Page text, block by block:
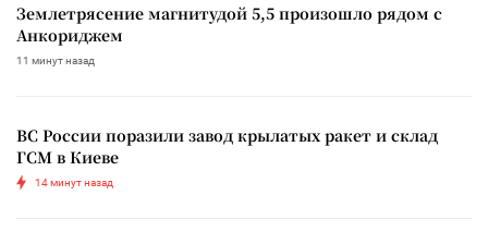
Землетрясение магнитудой 5,5 произошло рядом с
Анкориджем
11 минут назад
ВС России поразили завод крылатых ракет и склад
ГСМ в Киеве
14 минут назад